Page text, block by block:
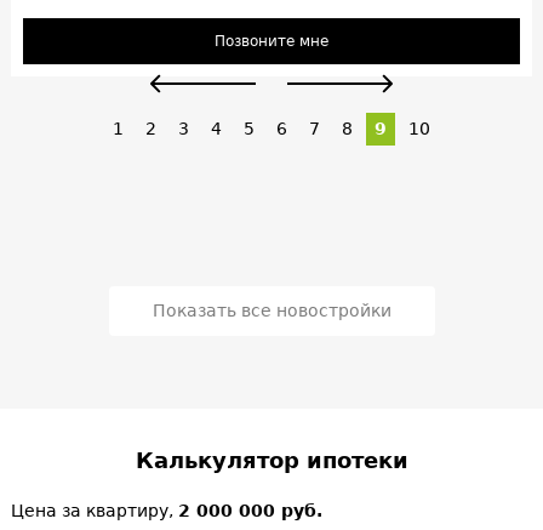
Позвоните мне
1 2 3 4 5 6 7 8 9 10
Показать все новостройки
Калькулятор ипотеки
Цена за квартиру, 2 000 000 руб.